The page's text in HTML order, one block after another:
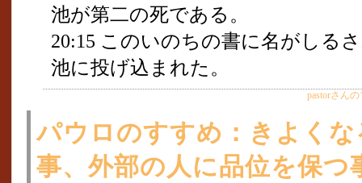
池が第二の死である。
20:15 このいのちの書に名がしる
池に投げ込まれた。
pastorさん
パウロのすすめ：きよく
事、外部の人に品位を保